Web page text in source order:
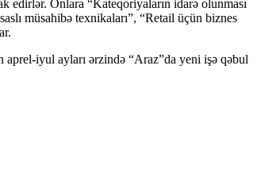
edirlər. Onlara “Kateqoriyaların idarə olunması
müsahibə texnikaları”, “Retail üçün biznes
iyul ayları ərzində “Araz”da yeni işə qəbul